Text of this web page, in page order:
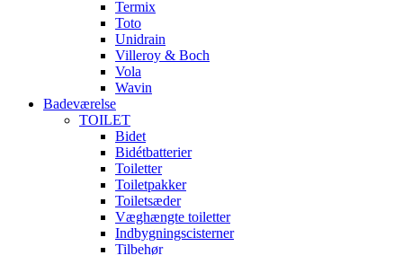
Termix
Toto
Unidrain
Villeroy & Boch
Vola
Wavin
Badeværelse
TOILET
Bidet
Bidétbatterier
Toiletter
Toiletpakker
Toiletsæder
Væghængte toiletter
Indbygningscisterner
Tilbehør